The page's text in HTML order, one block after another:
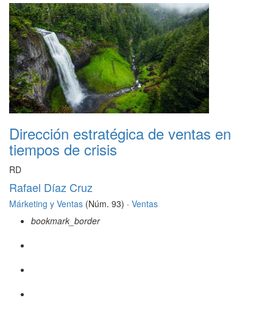
Dirección estratégica de ventas en
tiempos de crisis
RD
Rafael Díaz Cruz
Márketing y Ventas (Núm. 93) · Ventas
bookmark_border